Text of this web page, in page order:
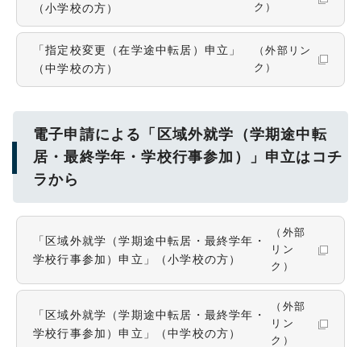
（小学校の方）
ク）
「指定校変更（在学途中転居）申立」
（中学校の方）
（外部リン
ク）
電子申請による「区域外就学（学期途中転
居・最終学年・学校行事参加）」申立はコチ
ラから
「区域外就学（学期途中転居・最終学年・
学校行事参加）申立」（小学校の方）
（外部
リン
ク）
「区域外就学（学期途中転居・最終学年・
学校行事参加）申立」（中学校の方）
（外部
リン
ク）